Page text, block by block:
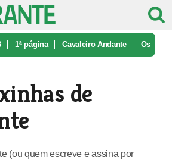
1ª página Cavaleiro Andante Os
de
(ou quem escreve e assina por